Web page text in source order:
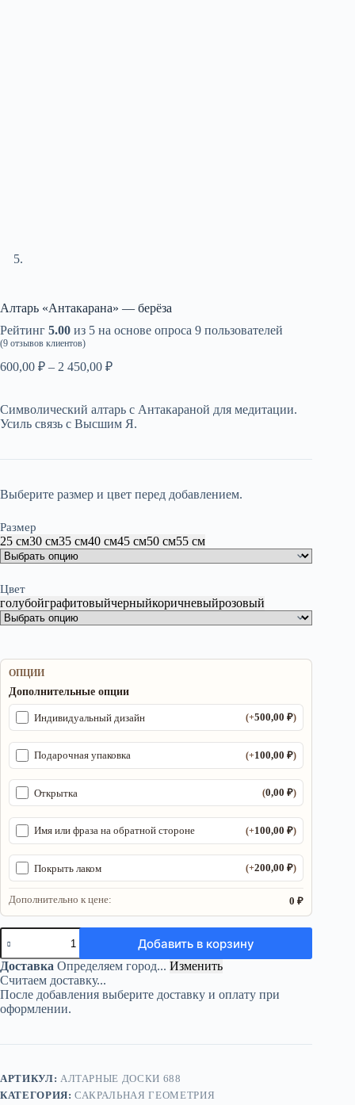
Алтарь «Антакарана» — берёза
Рейтинг 5.00 из 5 на основе опроса 9 пользователей
(9 отзывов клиентов)
600,00 ₽ – 2 450,00 ₽Диапазон
–
2
Символический алтарь с Антакараной для медитации.
Усиль связь с Высшим Я.
Выберите размер и цвет перед добавлением.
Размер
25 см30 см35 см40 см45 см50 см55 см
Цвет
голубойграфитовыйчерныйкоричневыйрозовый
ОПЦИИ
Дополнительные опции
Индивидуальный дизайн (+500,00₽)
Подарочная упаковка (+100,00₽)
Открытка (0,00₽)
Имя или фраза на обратной стороне (+100,00₽)
Покрыть лаком (+200,00₽)
Дополнительно к цене: 0 ₽
Количество
товара
Алтарь
«Антакарана»
—
берёза
Добавить в корзину
Доставка Определяем город... Изменить
Считаем доставку...
После добавления выберите доставку и оплату при
оформлении.
АРТИКУЛ: АЛТАРНЫЕ ДОСКИ 688
КАТЕГОРИЯ:САКРАЛЬНАЯ ГЕОМЕТРИЯ